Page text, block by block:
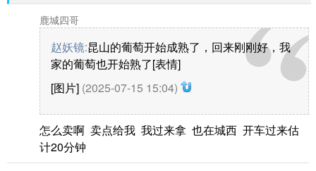
鹿城四哥
赵妖镜:昆山的葡萄开始成熟了，回来刚刚好，我
家的葡萄也开始熟了[表情]
[图片] (2025-07-15 15:04)
怎么卖啊 卖点给我 我过来拿 也在城西 开车过来估
计20分钟